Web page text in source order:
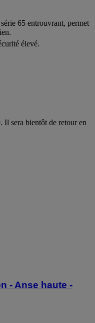
65 entrouvrant, permet
élevé.
Il sera bientôt de retour en
- Anse haute -